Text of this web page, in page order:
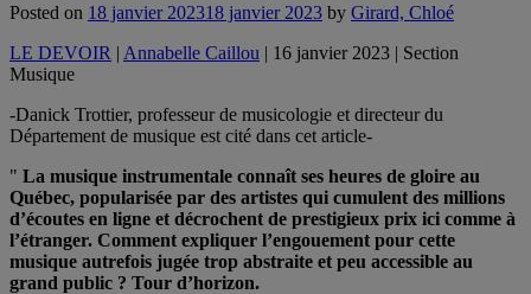
Posted on 18 janvier 202318 janvier 2023 by Girard, Chloé
LE DEVOIR | Annabelle Caillou | 16 janvier 2023 | Section
Musique
-Danick Trottier, professeur de musicologie et directeur du
Département de musique est cité dans cet article-
" La musique instrumentale connaît ses heures de gloire au
Québec, popularisée par des artistes qui cumulent des millions
d’écoutes en ligne et décrochent de prestigieux prix ici comme à
l’étranger. Comment expliquer l’engouement pour cette
musique autrefois jugée trop abstraite et peu accessible au
grand public ? Tour d’horizon.